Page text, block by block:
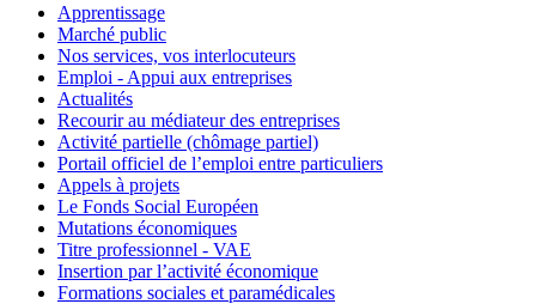
Apprentissage
Marché public
Nos services, vos interlocuteurs
Emploi - Appui aux entreprises
Actualités
Recourir au médiateur des entreprises
Activité partielle (chômage partiel)
Portail officiel de l’emploi entre particuliers
Appels à projets
Le Fonds Social Européen
Mutations économiques
Titre professionnel - VAE
Insertion par l’activité économique
Formations sociales et paramédicales